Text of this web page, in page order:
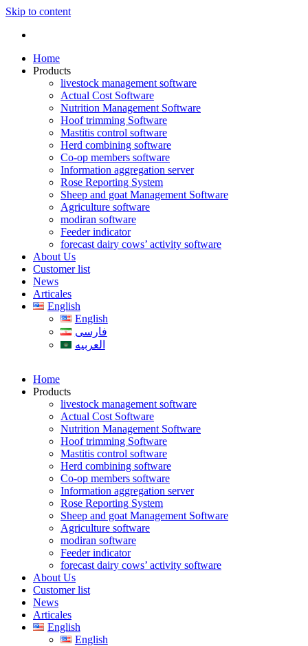
Skip to content
Home
Products
livestock management software
Actual Cost Software
Nutrition Management Software
Hoof trimming Software
Mastitis control software
Herd combining software
Co-op members software
Information aggregation server
Rose Reporting System
Sheep and goat Management Software
Agriculture software
modiran software
Feeder indicator
forecast dairy cows’ activity software
About Us
Customer list
News
Articales
English
English
فارسی
العربیه
Home
Products
livestock management software
Actual Cost Software
Nutrition Management Software
Hoof trimming Software
Mastitis control software
Herd combining software
Co-op members software
Information aggregation server
Rose Reporting System
Sheep and goat Management Software
Agriculture software
modiran software
Feeder indicator
forecast dairy cows’ activity software
About Us
Customer list
News
Articales
English
English